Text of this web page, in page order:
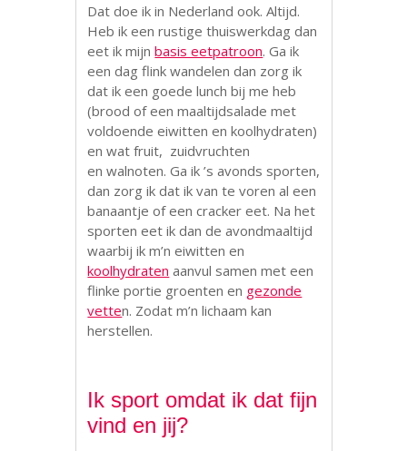
Dat doe ik in Nederland ook. Altijd.
Heb ik een rustige thuiswerkdag dan
eet ik mijnbasis eetpatroon. Ga ik
een dag flink wandelen dan zorg ik
dat ik een goede lunch bij me heb
(brood of een maaltijdsalade met
voldoende eiwitten en koolhydraten)
en wat fruit, zuidvruchten
en walnoten. Ga ik ’s avonds sporten,
dan zorg ik dat ik van te voren al een
banaantje of een cracker eet. Na het
sporten eet ik dan de avondmaaltijd
waarbij ik m’n eiwitten en
koolhydraten aanvul samen met een
flinke portie groenten en gezonde
vetten. Zodat m’n lichaam kan
herstellen.
Ik sport omdat ik dat fijn
vind en jij?